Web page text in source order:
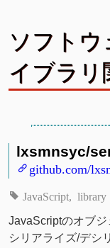
ソフトウ
イブラリ
lxsmnsyc/
github.com/
JavaScript library
JavaScriptのオブ
シリアライズ/デシ